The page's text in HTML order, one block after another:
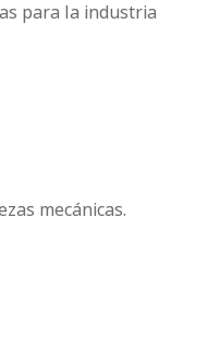
para la industria
mecánicas.